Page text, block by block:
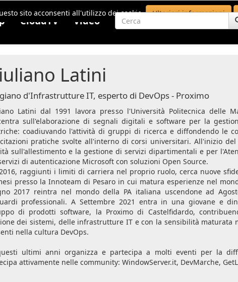
sito acconsenti all'utilizzo dei cookie. Ulteriori informazioni
CloudTV Video
Latini
d'Infrastrutture IT, esperto di DevOps - Proximo
Latini dal 1991 lavora presso l'Università Politecnica delle
sull'elaborazione di segnali digitali e software per la
coadiuvando l'attività di gruppi di ricerca e diffondendo le
pratiche svolte all'interno di corsi universitari. All'inizio
sull'allestimento e la gestione di servizi dipartimentali e per
di autenticazione Microsoft con soluzioni Open Source.
raggiunti i limiti di carriera nel proprio ruolo, cerca nuove
presso la Innoteam di Pesaro in cui matura esperienze nel
2017 reintra nel mondo della PA italiana uscendone ad
professionali. A Settembre 2021 entra in una giovane e
di prodotti software, la Proximo di Castelfidardo,
dei sistemi, delle infrastrutture IT e con la sensibilità maturata
nella cultura DevOps.
ultimi anni organizza e partecipa a molti eventi per la
attivamente nelle community: WindowServer.it, DevMarche,